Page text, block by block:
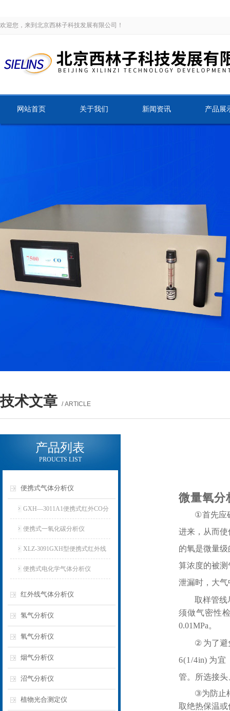
欢迎您，来到北京西林子科技发展有限公司！
网站首页 关于我们 新闻资讯 产品展
技术文章 / ARTICLE
产品列表
PROUCTS LIST
便携式气体分析仪
GXH—3011A1便携式红外CO分
析仪
便携式一氧化碳分析仪
XLZ-3091GXH型便携式红外线
分析仪
便携式电化学气体分析仪
红外线气体分析仪
氢气分析仪
氧气分析仪
烟气分析仪
沼气分析仪
植物光合测定仪
微量氧分
①首先应
进来，从而
的氧是微量
算浓度的被
泄漏时，大
取样管线
须做气密性
0.01MPa。
② 为了
6(1/4in) 为宜
管。所选接
③为防止
取绝热保温